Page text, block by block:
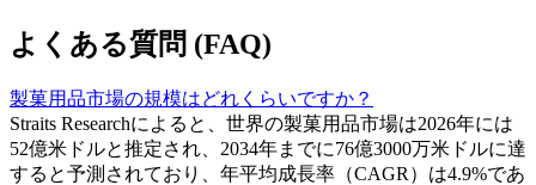
よくある質問 (FAQ)
製菓用品市場の規模はどれくらいですか？
Straits Researchによると、世界の製菓用品市場は2026年には
52億米ドルと推定され、2034年までに76億3000万米ドルに達
すると予測されており、年平均成長率（CAGR）は4.9%であ